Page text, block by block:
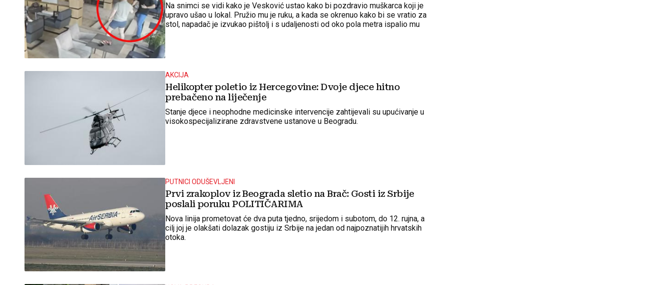
Na snimci se vidi kako je Vesković ustao kako bi pozdravio muškarca koji je
upravo ušao u lokal. Pružio mu je ruku, a kada se okrenuo kako bi se vratio za
stol, napadač je izvukao pištolj i s udaljenosti od oko pola metra ispalio mu
AKCIJA
Helikopter poletio iz Hercegovine: Dvoje djece hitno
prebačeno na liječenje
Stanje djece i neophodne medicinske intervencije zahtijevali su upućivanje u
visokospecijalizirane zdravstvene ustanove u Beogradu.
PUTNICI ODUŠEVLJENI
Prvi zrakoplov iz Beograda sletio na Brač: Gosti iz Srbije
poslali poruku POLITIČARIMA
Nova linija prometovat će dva puta tjedno, srijedom i subotom, do 12. rujna, a
cilj joj je olakšati dolazak gostiju iz Srbije na jedan od najpoznatijih hrvatskih
otoka.